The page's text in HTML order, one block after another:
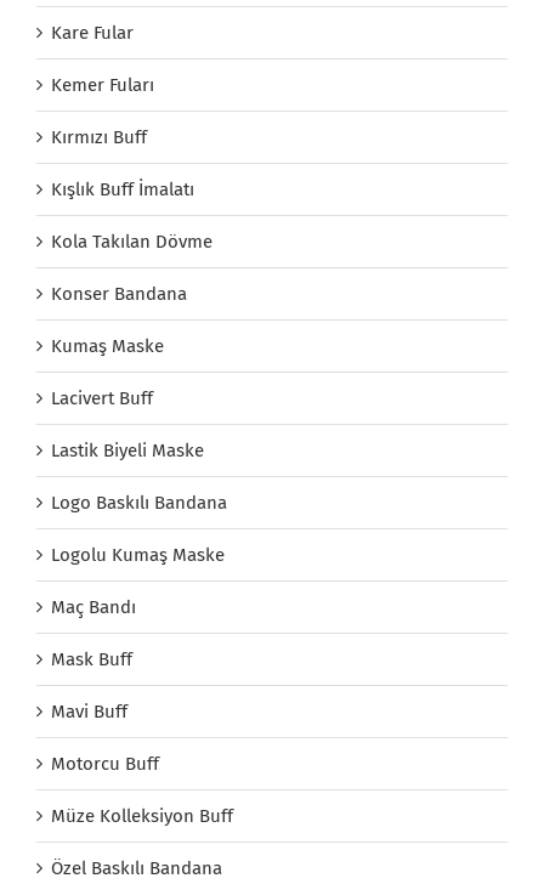
Kare Fular
Kemer Fuları
Kırmızı Buff
Kışlık Buff İmalatı
Kola Takılan Dövme
Konser Bandana
Kumaş Maske
Lacivert Buff
Lastik Biyeli Maske
Logo Baskılı Bandana
Logolu Kumaş Maske
Maç Bandı
Mask Buff
Mavi Buff
Motorcu Buff
Müze Kolleksiyon Buff
Özel Baskılı Bandana